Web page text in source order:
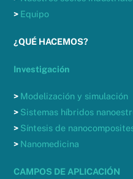
> Equipo
¿QUÉ HACEMOS?
Investigación
> Modelización y simulación
> Sistemas híbridos
> Síntesis de
> Nanomedicina
CAMPOS DE APLICACIÓN